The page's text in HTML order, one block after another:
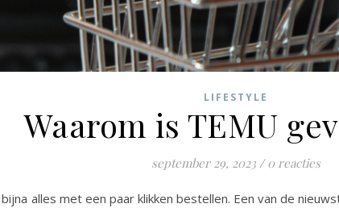
LIFESTYLE
Waarom is TEMU
september 29, 2023 / 0 reacties
alles met een paar klikken bestellen. Een van de